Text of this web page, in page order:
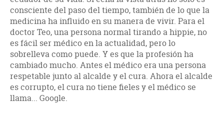
consciente del paso del tiempo, también de lo que la
medicina ha influido en su manera de vivir. Para el
doctor Teo, una persona normal tirando a hippie, no
es fácil ser médico en la actualidad, pero lo
sobrelleva como puede. Y es que la profesión ha
cambiado mucho. Antes el médico era una persona
respetable junto al alcalde y el cura. Ahora el alcalde
es corrupto, el cura no tiene fieles y el médico se
llama... Google.